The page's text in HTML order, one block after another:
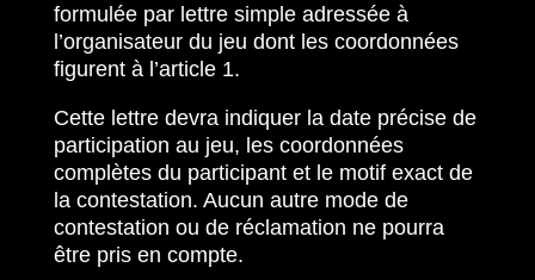
formulée par lettre simple adressée à
l’organisateur du jeu dont les coordonnées
figurent à l’article 1.
Cette lettre devra indiquer la date précise de
participation au jeu, les coordonnées
complètes du participant et le motif exact de
la contestation. Aucun autre mode de
contestation ou de réclamation ne pourra
être pris en compte.